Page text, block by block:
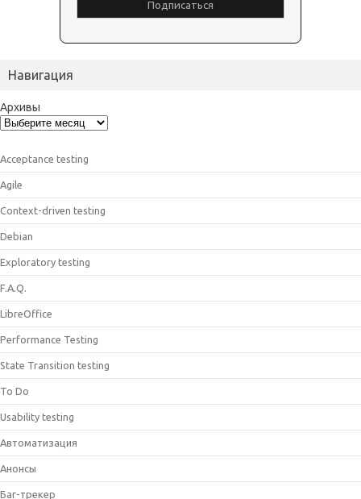
Навигация
Архивы
Acceptance testing
Agile
Context-driven testing
Debian
Exploratory testing
F.A.Q.
LibreOffice
Performance Testing
State Transition testing
To Do
Usability testing
Автоматизация
Анонсы
Баг-трекер